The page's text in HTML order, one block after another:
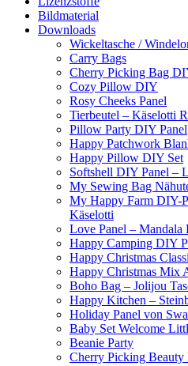
Bildmaterial
Downloads
Wickeltasche /
Carry Bags
Cherry Picking Bag
Cozy Pillow DIY
Rosy Cheeks Panel
Tierbeutel – Käselotti
Pillow Party DIY Panel
Happy Patchwork
Happy Pillow DIY Set
Softshell DIY Panel –
My Sewing Bag
My Happy Farm DIY-
Käselotti
Love Panel – Mandala
Happy Camping DIY
Happy Christmas
Happy Christmas Mix
Boho Bag – Jolijou
Happy Kitchen –
Holiday Panel von
Baby Set Welcome
Beanie Party
Cherry Picking